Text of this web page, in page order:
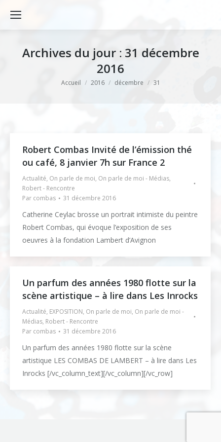
Archives du jour : 31 décembre
2016
Vous êtes ici :
Accueil 2016 décembre 31
Robert Combas Invité de l’émission thé
ou café, 8 janvier 7h sur France 2
Actualité, On parle de moi, On parle de moi - Médias,
Robert - Rencontre
Par combas 31 décembre 2016
Catherine Ceylac brosse un portrait intimiste du peintre
Robert Combas, qui évoque l’exposition de ses
oeuvres à la fondation Lambert d’Avignon
Un parfum des années 1980 flotte sur la
scène artistique – à lire dans Les Inrocks
Actualité, EXPOSITION, On parle de moi, On parle de moi -
Médias, Robert - Rencontre
Par combas 31 décembre 2016
Un parfum des années 1980 flotte sur la scène
artistique LES COMBAS DE LAMBERT – à lire dans Les
Inrocks [/vc_column_text][/vc_column][/vc_row]